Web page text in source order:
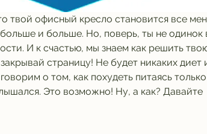
твой офисный кресло становится все
и больше. Но, поверь, ты не одинок
И к счастью, мы знаем как решить
страницу! Не будет никаких диет
о том, как похудеть питаясь
Это возможно! Ну, а как? Давайте